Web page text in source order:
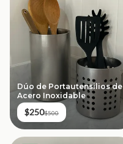
Dúo de Portautensilios de
Acero Inoxidable
$250$500